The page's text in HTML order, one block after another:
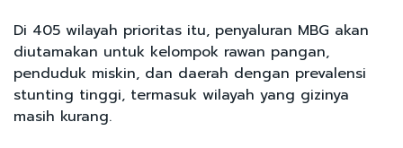
Di 405 wilayah prioritas itu, penyaluran MBG akan
diutamakan untuk kelompok rawan pangan,
penduduk miskin, dan daerah dengan prevalensi
stunting tinggi, termasuk wilayah yang gizinya
masih kurang.